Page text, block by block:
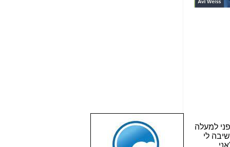
הגולשים באשר
הם!!!
שמרו על עצמכם